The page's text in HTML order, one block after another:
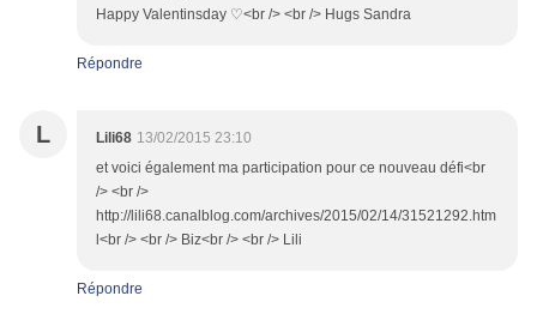
Happy Valentinsday ♡<br /> <br /> Hugs Sandra
Répondre
L Lili68 13/02/2015 23:10
et voici également ma participation pour ce nouveau défi<br
/> <br />
http://lili68.canalblog.com/archives/2015/02/14/31521292.htm
l<br /> <br /> Biz<br /> <br /> Lili
Répondre